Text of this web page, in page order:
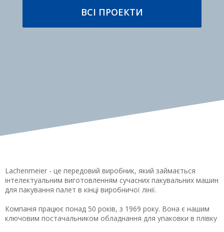
ВСІ ПРОЕКТИ
Lachenmeier - це передовий виробник, який займається
інтелектуальним виготовленням сучасних пакувальних машин
для пакування палет в кінці виробничої лінії.
Компанія працює понад 50 років, з 1969 року. Вона є нашим
ключовим постачальником обладнання для упаковки в плівку